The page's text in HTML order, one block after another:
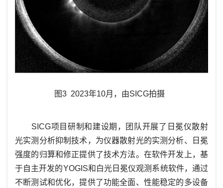
图3 2023年10月，由SICG拍摄
SICG项目研制和建设期，团队开展了日冕仪散射
光实测分析抑制技术，为仪器散射光的实测分析、日冕
强度的归算和修正提供了技术方法。在软件开发上，基
于自主开发的YOGIS和白光日冕仪观测系统软件，通过
不断测试和优化，提供了功能全面、性能稳定的多设备